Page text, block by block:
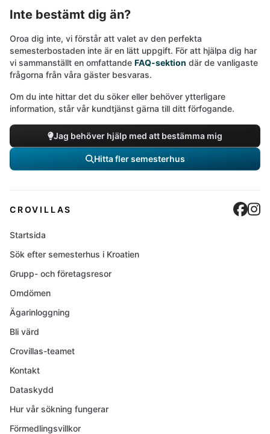
Inte bestämt dig än?
Oroa dig inte, vi förstår att valet av den perfekta
semesterbostaden inte är en lätt uppgift. För att hjälpa dig har
vi sammanställt en omfattande FAQ-sektion där de vanligaste
frågorna från våra gäster besvaras.
Om du inte hittar det du söker eller behöver ytterligare
information, står vår kundtjänst gärna till ditt förfogande.
Jag behöver hjälp med att bestämma mig
Hitta fler semesterhus
CROVILLAS
Startsida
Sök efter semesterhus i Kroatien
Grupp- och företagsresor
Omdömen
Ägarinloggning
Bli värd
Crovillas-teamet
Kontakt
Dataskydd
Hur vår sökning fungerar
Förmedlingsvillkor